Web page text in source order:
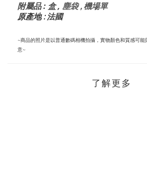
附屬品: 盒 , 塵袋 , 機場單
原產地 : 法國
~商品的照片是以普通數碼相機拍攝，實物顏色和質感可
意~
了解更多